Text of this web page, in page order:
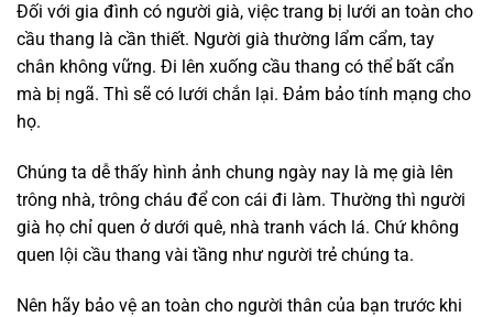
Đối với gia đình có người già, việc trang bị lưới an toàn cho
cầu thang là cần thiết. Người già thường lẩm cẩm, tay
chân không vững. Đi lên xuống cầu thang có thể bất cẩn
mà bị ngã. Thì sẽ có lưới chắn lại. Đảm bảo tính mạng cho
họ.
Chúng ta dễ thấy hình ảnh chung ngày nay là mẹ già lên
trông nhà, trông cháu để con cái đi làm. Thường thì người
già họ chỉ quen ở dưới quê, nhà tranh vách lá. Chứ không
quen lội cầu thang vài tầng như người trẻ chúng ta.
Nên hãy bảo vệ an toàn cho người thân của bạn trước khi